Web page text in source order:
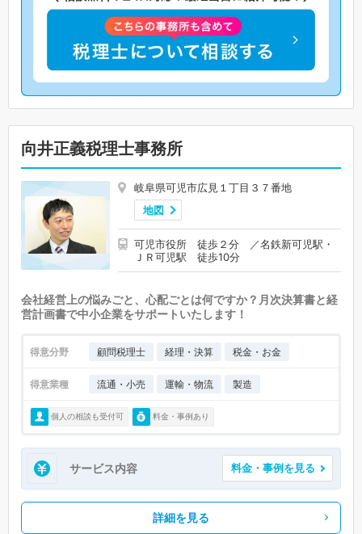
向井正義税理士事務所
岐阜県可児市広見１丁目３７番地
地図
可児市役所 徒歩２分 ／名鉄新可児駅・
ＪＲ可児駅 徒歩10分
会社経営上の悩みごと、心配ごとは何ですか？月次決算書と経
営計画書で中小企業をサポートいたします！
得意分野 顧問税理士 経理・決算 税金・お金
得意業種 流通・小売 運輸・物流 製造
個人の相談も受付可 料金・事例あり
サービス内容 料金・事例を見る
詳細を見る